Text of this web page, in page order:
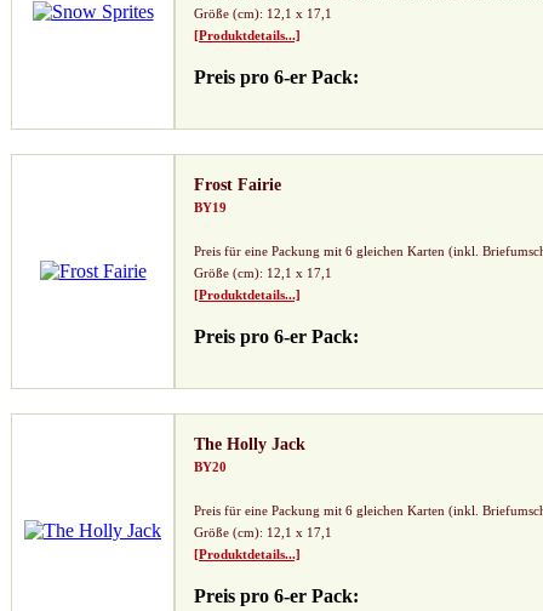
Größe (cm): 12,1 x 17,1
[Produktdetails...]
Preis pro 6-er Pack:
Frost Fairie
BY19
Preis für eine Packung mit 6 gleichen Karten (inkl.
Größe (cm): 12,1 x 17,1
[Produktdetails...]
Preis pro 6-er Pack:
The Holly Jack
BY20
Preis für eine Packung mit 6 gleichen Karten (inkl.
Größe (cm): 12,1 x 17,1
[Produktdetails...]
Preis pro 6-er Pack: